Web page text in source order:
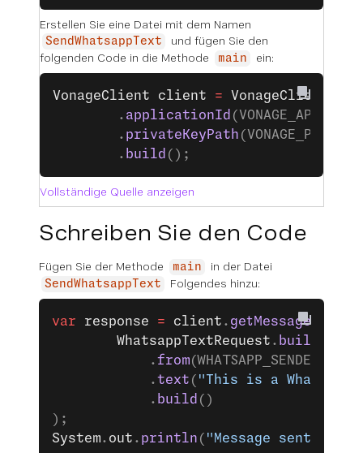
Erstellen Sie eine Datei mit dem Namen
SendWhatsappText
und fügen Sie den
folgenden Code in die Methode
main ein:
VonageClient client = VonageClient
		.
applicationId
		.
privateKeyPath
		.
build ();
Vollständige Quelle anzeigen
Schreiben Sie den Code
Fügen Sie der Methode main in der Datei
SendWhatsappText Folgendes hinzu:
var response = client .
		WhatsappTextRequest
. builder
			.
from(WHATSAPP_SENDER_ID).
			.
text ( "This is a WhatsApp
			.
build ()
);
System. out . println ( "Message sent